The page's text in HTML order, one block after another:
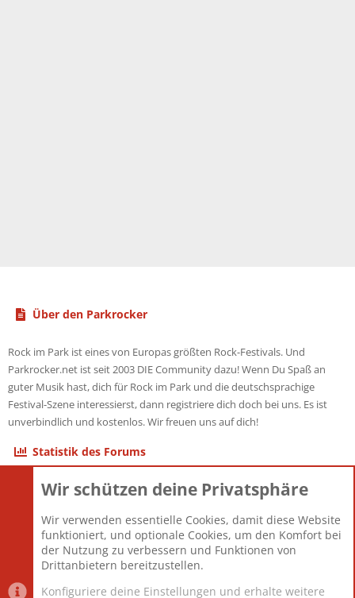
Über den Parkrocker
Rock im Park ist eines von Europas größten Rock-Festivals. Und
Parkrocker.net ist seit 2003 DIE Community dazu! Wenn Du Spaß an
guter Musik hast, dich für Rock im Park und die deutschsprachige
Festival-Szene interessierst, dann registriere dich doch bei uns. Es ist
unverbindlich und kostenlos. Wir freuen uns auf dich!
Statistik des Forums
Themen
Mitglieder
12.427
Neuestes Mitglied
Berlin
Wir schützen deine Privatsphäre
Wir verwenden essentielle Cookies, damit diese Website
funktioniert, und optionale Cookies, um den Komfort bei
der Nutzung zu verbessern und Funktionen von
Drittanbietern bereitzustellen.
Konfiguriere deine Einstellungen und erhalte weitere